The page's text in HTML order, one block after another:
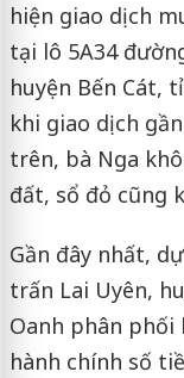
hiện giao dịch
tại lô 5A34
huyện Bến Cát,
khi giao dịch
trên, bà Nga
đất, sổ đỏ cũng
Gần đây nhất,
trấn Lai Uyên,
Oanh phân
hành chính số